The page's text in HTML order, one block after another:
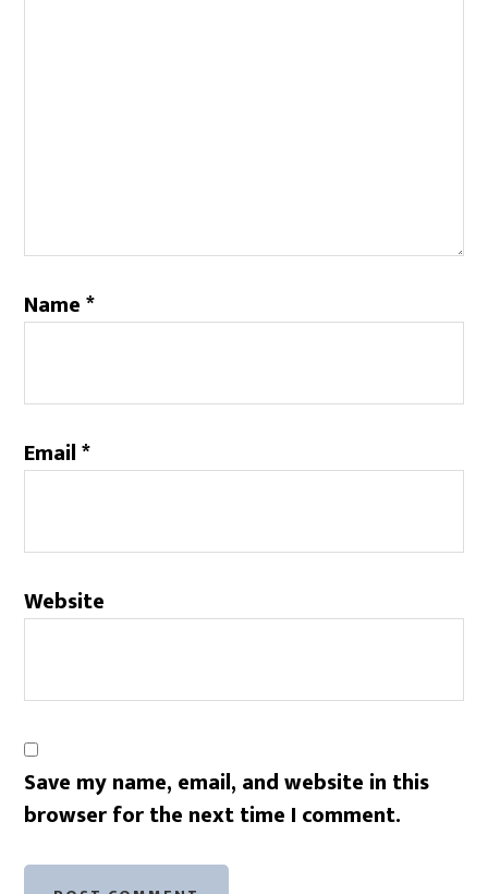
Name*
Email*
Website
Save my name, email, and website in this
browser for the next time I comment.